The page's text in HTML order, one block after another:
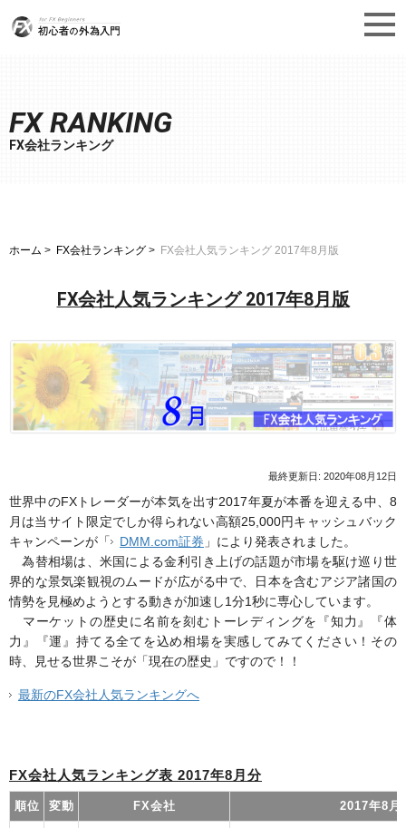
FX RANKING
FX会社ランキング
ホーム FX会社ランキング FX会社人気ランキング 2017年8月版
FX会社人気ランキング 2017年8月版
最終更新日: 2020年08月12日
世界中のFXトレーダーが本気を出す2017年夏が本番を迎える中、8
月は当サイト限定でしか得られない高額25,000円キャッシュバック
キャンペーンが「
DMM.com証券 」により発表されました。
為替相場は、米国による金利引き上げの話題が市場を駆け巡り世
界的な景気楽観視のムードが広がる中で、日本を含むアジア諸国の
情勢を見極めようとする動きが加速し1分1秒に専心しています。
マーケットの歴史に名前を刻むトーレディングを『知力』『体
力』『運』持てる全てを込め相場を実感してみてください！その
時、見せる世界こそが「現在の歴史」ですので！！
最新のFX会社人気ランキングへ
FX会社人気ランキング表 2017年8月分
順位 変動 FX会社 2017年8月